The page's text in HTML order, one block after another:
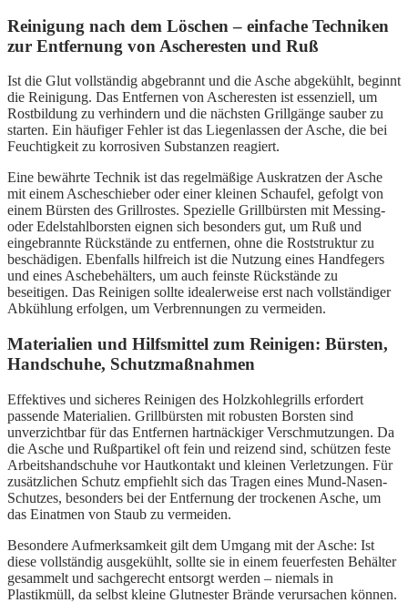
Reinigung nach dem Löschen – einfache Techniken
zur Entfernung von Ascheresten und Ruß
Ist die Glut vollständig abgebrannt und die Asche abgekühlt, beginnt
die Reinigung. Das Entfernen von Ascheresten ist essenziell, um
Rostbildung zu verhindern und die nächsten Grillgänge sauber zu
starten. Ein häufiger Fehler ist das Liegenlassen der Asche, die bei
Feuchtigkeit zu korrosiven Substanzen reagiert.
Eine bewährte Technik ist das regelmäßige Auskratzen der Asche
mit einem Ascheschieber oder einer kleinen Schaufel, gefolgt von
einem Bürsten des Grillrostes. Spezielle Grillbürsten mit Messing-
oder Edelstahlborsten eignen sich besonders gut, um Ruß und
eingebrannte Rückstände zu entfernen, ohne die Roststruktur zu
beschädigen. Ebenfalls hilfreich ist die Nutzung eines Handfegers
und eines Aschebehälters, um auch feinste Rückstände zu
beseitigen. Das Reinigen sollte idealerweise erst nach vollständiger
Abkühlung erfolgen, um Verbrennungen zu vermeiden.
Materialien und Hilfsmittel zum Reinigen: Bürsten,
Handschuhe, Schutzmaßnahmen
Effektives und sicheres Reinigen des Holzkohlegrills erfordert
passende Materialien. Grillbürsten mit robusten Borsten sind
unverzichtbar für das Entfernen hartnäckiger Verschmutzungen. Da
die Asche und Rußpartikel oft fein und reizend sind, schützen feste
Arbeitshandschuhe vor Hautkontakt und kleinen Verletzungen. Für
zusätzlichen Schutz empfiehlt sich das Tragen eines Mund-Nasen-
Schutzes, besonders bei der Entfernung der trockenen Asche, um
das Einatmen von Staub zu vermeiden.
Besondere Aufmerksamkeit gilt dem Umgang mit der Asche: Ist
diese vollständig ausgekühlt, sollte sie in einem feuerfesten Behälter
gesammelt und sachgerecht entsorgt werden – niemals in
Plastikmüll, da selbst kleine Glutnester Brände verursachen können.